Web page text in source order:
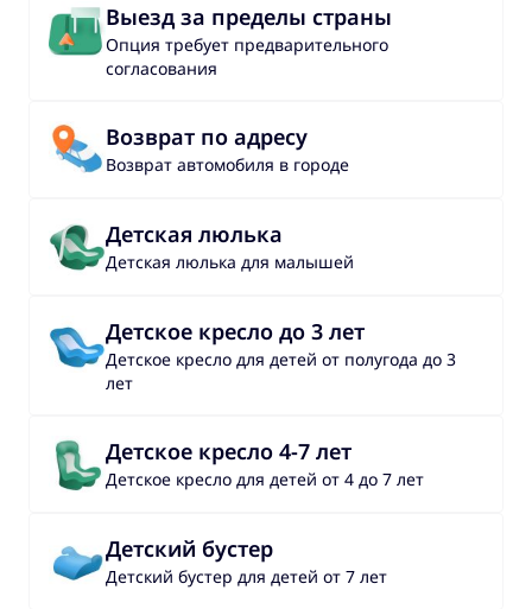
Выезд за пределы страны
Опция требует предварительного
согласования
Возврат по адресу
Возврат автомобиля в городе
Детская люлька
Детская люлька для малышей
Детское кресло до 3 лет
Детское кресло для детей от полугода до 3
лет
Детское кресло 4-7 лет
Детское кресло для детей от 4 до 7 лет
Детский бустер
Детский бустер для детей от 7 лет